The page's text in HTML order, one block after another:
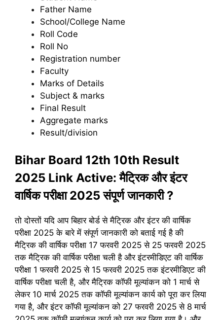
Father Name
School/College Name
Roll Code
Roll No
Registration number
Faculty
Marks of Details
Subject & marks
Final Result
Aggregate marks
Result/division
Bihar Board 12th 10th Result
2025 Link Active: मैट्रिक और इंटर
वार्षिक परीक्षा 2025 संपूर्ण जानकारी ?
तो दोस्तों यदि आप बिहार बोर्ड से मैट्रिक और इंटर की वार्षिक
परीक्षा 2025 के बारे में संपूर्ण जानकारी को बताई गई है की
मैट्रिक की वार्षिक परीक्षा 17 फरवरी 2025 से 25 फरवरी 2025
तक मैट्रिक की वार्षिक परीक्षा चली है और इंटरमीडिएट की वार्षिक
परीक्षा 1 फरवरी 2025 से 15 फरवरी 2025 तक इंटरमीडिएट की
वार्षिक परीक्षा चली है, और मैट्रिक कॉफी मूल्यांकन को 1 मार्च से
लेकर 10 मार्च 2025 तक कॉफी मूल्यांकन कार्य को पूरा कर लिया
गया है, और इंटर कॉफी मूल्यांकन को 27 फरवरी 2025 से 8 मार्च